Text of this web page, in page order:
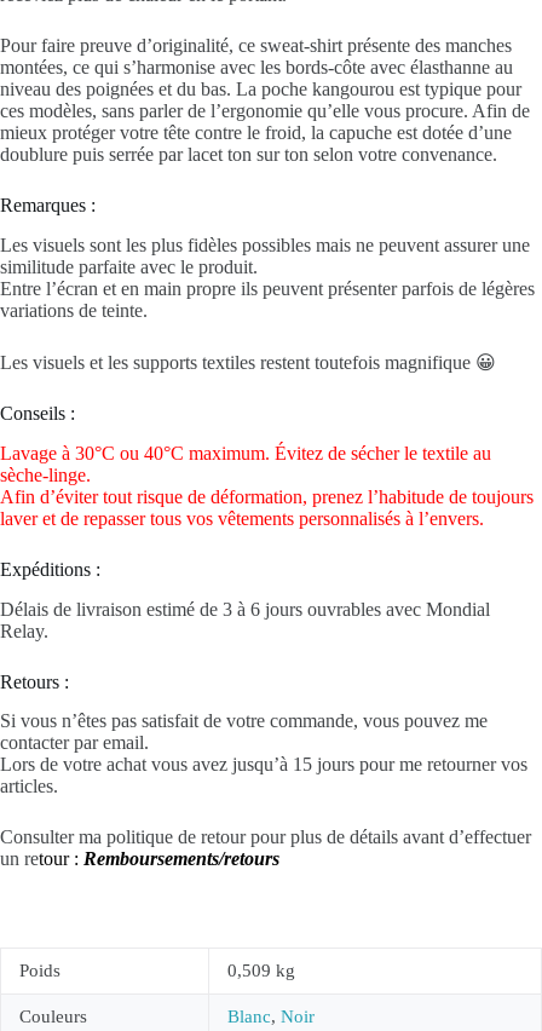
Pour faire preuve d’originalité, ce sweat-shirt présente des manches
montées, ce qui s’harmonise avec les bords-côte avec élasthanne au
niveau des poignées et du bas. La poche kangourou est typique pour
ces modèles, sans parler de l’ergonomie qu’elle vous procure. Afin de
mieux protéger votre tête contre le froid, la capuche est dotée d’une
doublure puis serrée par lacet ton sur ton selon votre convenance.
Remarques :
Les visuels sont les plus fidèles possibles mais ne peuvent assurer une
similitude parfaite avec le produit.
Entre l’écran et en main propre ils peuvent présenter parfois de légères
variations de teinte.
Les visuels et les supports textiles restent toutefois magnifique 😀
Conseils :
Lavage à 30°C ou 40°C maximum. Évitez de sécher le textile au
sèche-linge.
Afin d’éviter tout risque de déformation, prenez l’habitude de toujours
laver et de repasser tous vos vêtements personnalisés à l’envers.
Expéditions :
Délais de livraison estimé de 3 à 6 jours ouvrables avec Mondial
Relay.
Retours :
Si vous n’êtes pas satisfait de votre commande, vous pouvez me
contacter par email.
Lors de votre achat vous avez jusqu’à 15 jours pour me retourner vos
articles.
Consulter ma politique de retour pour plus de détails avant d’effectuer
un retour : Remboursements/retours
Poids 0,509 kg
Couleurs Blanc, Noir